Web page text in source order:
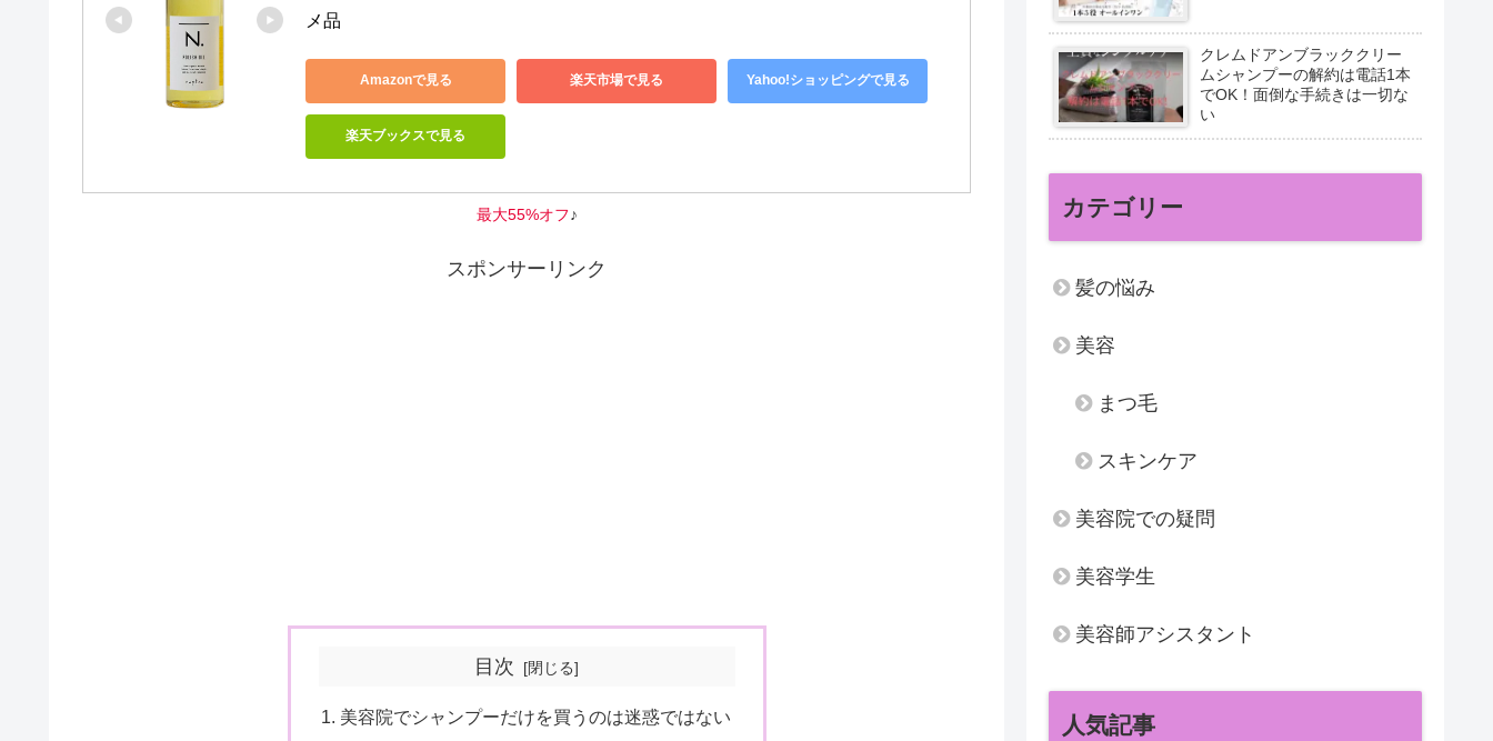
メ品
Amazonで見る 楽天市場で見る Yahoo!ショッピングで見る
楽天ブックスで見る
最大55%オフ♪
スポンサーリンク
目次
美容院でシャンプーだけを買うのは迷惑ではない
クレムドアンブラッククリー
ムシャンプーの解約は電話1本
でOK！面倒な手続きは一切な
い
カテゴリー
髪の悩み
美容
まつ毛
スキンケア
美容院での疑問
美容学生
美容師アシスタント
人気記事